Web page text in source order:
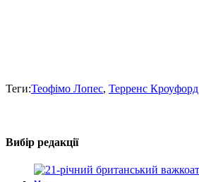
Теги:Теофімо Лопес, Терренс Кроуфорд
Вибір редакції